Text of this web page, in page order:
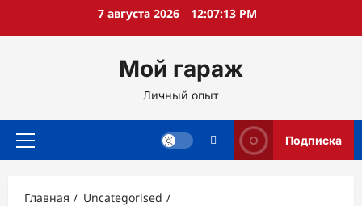
7 августа 2026 12:07:14 PM
Мой гараж
Личный опыт
Основное
Подписка
Главная
Uncategorised